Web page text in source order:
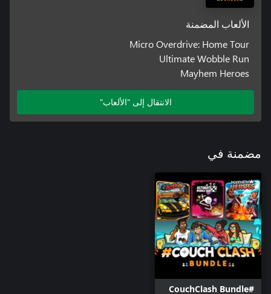
الألعاب المضمنة
Micro Overdrive: Home Tour
Ultimate Wobble Run
Mayhem Heroes
الانتقال إلى "الألعاب"
مضمنة في
#CouchClash Bundle